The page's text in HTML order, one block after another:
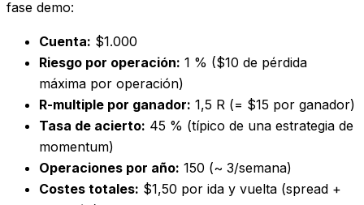
fase demo:
Cuenta: $1.000
Riesgo por operación: 1 % ($10 de pérdida
máxima por operación)
R-multiple por ganador: 1,5 R (= $15 por ganador)
Tasa de acierto: 45 % (típico de una estrategia de
momentum)
Operaciones por año: 150 (~ 3/semana)
Costes totales: $1,50 por ida y vuelta (spread +